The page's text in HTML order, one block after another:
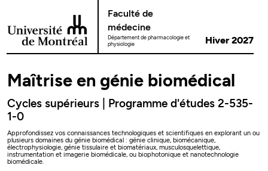
Faculté de
médecine
Département de pharmacologie et
physiologie
Hiver 2027
Maîtrise en génie biomédical
Cycles supérieurs | Programme d'études 2-535-
1-0
Approfondissez vos connaissances technologiques et scientifiques en explorant un ou
plusieurs domaines du génie biomédical : génie clinique, biomécanique,
électrophysiologie, génie tissulaire et biomatériaux, musculosquelettique,
instrumentation et imagerie biomédicale, ou biophotonique et nanotechnologie
biomédicale.